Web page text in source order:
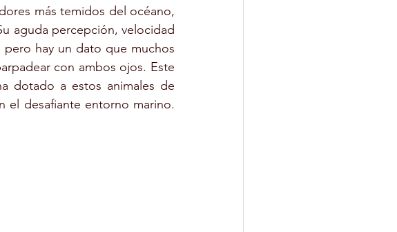
FITNESS
PSICOLOGIA INFANTIL
más temidos del océano,
aguda percepción, velocidad
hay un dato que muchos
con ambos ojos. Este
dotado a estos animales de
el desafiante entorno marino.